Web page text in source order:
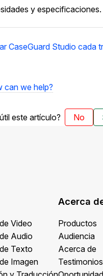
y especificaciones.
CaseGuard Studio cada
can we help?
este artículo? No
Video
Audio
Texto
Imagen
Acerca
Productos
Audiencia
Acerca de
Testimonios